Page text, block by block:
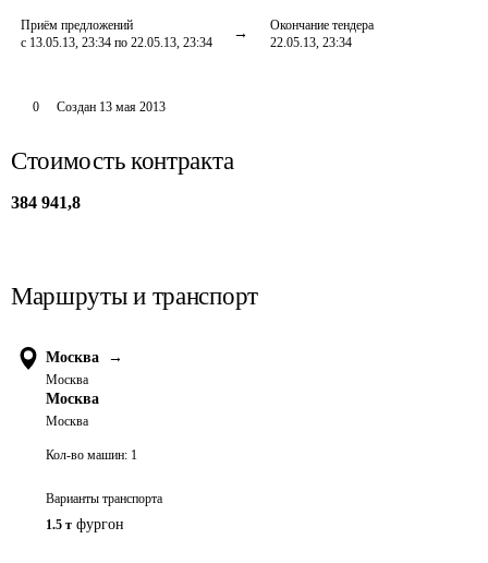
Приём предложений
с 13.05.13, 23:34 по 22.05.13, 23:34
Окончание тендера
22.05.13, 23:34
0 Создан 13 мая 2013
Стоимость контракта
384 941,8
Маршруты и транспорт
Москва →
Москва
Москва
Москва
Кол-во машин: 1
Варианты транспорта
1.5 т фургон